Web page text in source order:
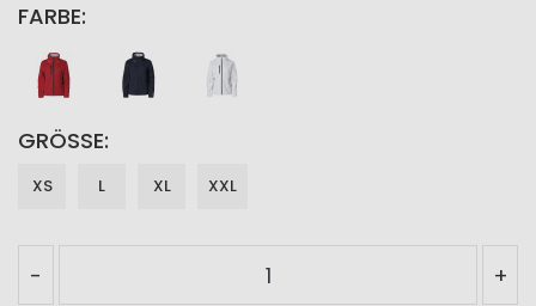
FARBE
GRÖSSE
XS L XL XXL
- +